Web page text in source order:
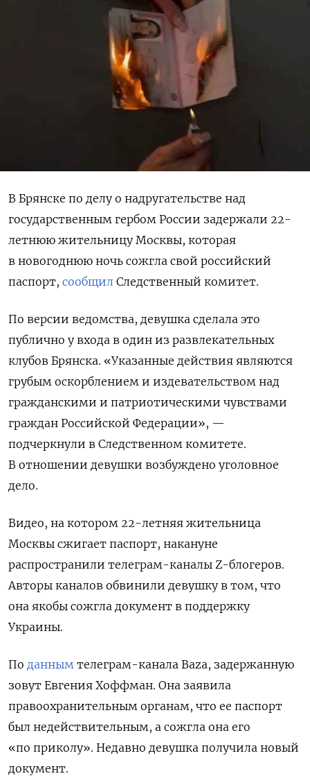
В Брянске по делу о надругательстве над
государственным гербом России задержали 22-
летнюю жительницу Москвы, которая
в новогоднюю ночь сожгла свой российский
паспорт, сообщил Следственный комитет.
По версии ведомства, девушка сделала это
публично у входа в один из развлекательных
клубов Брянска. «Указанные действия являются
грубым оскорблением и издевательством над
гражданскими и патриотическими чувствами
граждан Российской Федерации», —
подчеркнули в Следственном комитете.
В отношении девушки возбуждено уголовное
дело.
Видео, на котором 22-летняя жительница
Москвы сжигает паспорт, накануне
распространили телеграм-каналы Z-блогеров.
Авторы каналов обвинили девушку в том, что
она якобы сожгла документ в поддержку
Украины.
По данным телеграм-канала Baza, задержанную
зовут Евгения Хоффман. Она заявила
правоохранительным органам, что ее паспорт
был недействительным, а сожгла она его
«по приколу». Недавно девушка получила новый
документ.